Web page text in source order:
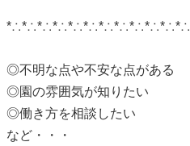
*∴*∴*∴*∴*∴*∴*∴*∴*∴*∴*∴*∴
◎不明な点や不安な点がある
◎園の雰囲気が知りたい
◎働き方を相談したい
など・・・